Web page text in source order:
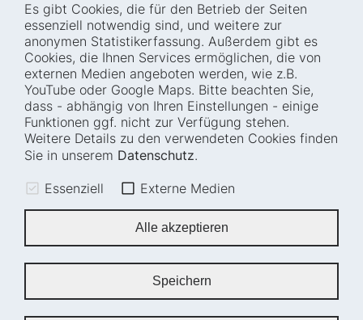
Es gibt Cookies, die für den Betrieb der Seiten
essenziell notwendig sind, und weitere zur
anonymen Statistikerfassung. Außerdem gibt es
Cookies, die Ihnen Services ermöglichen, die von
externen Medien angeboten werden, wie z.B.
YouTube oder Google Maps. Bitte beachten Sie,
dass - abhängig von Ihren Einstellungen - einige
Funktionen ggf. nicht zur Verfügung stehen.
Weitere Details zu den verwendeten Cookies finden
Sie in unserem Datenschutz.
Essenziell Externe Medien
Alle akzeptieren
Speichern
Startseite
Wer wir sind
Wie wir arbeiten
Projekte
Fellowships
Karriere
Blog
Presse
Termine
Barrierefreiheit
Transparenz
Glossar
Anfahrt und
Leichte Sprache
Erklärung zur
Barrierefreiheit
Impressum
Sitemap
Cookie-Einstellungen